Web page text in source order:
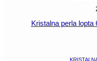
Kristalna perla